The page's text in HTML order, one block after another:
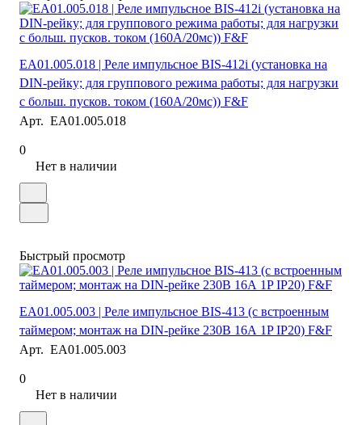
EA01.005.018 | Реле импульсное BIS-412i (установка на
DIN-рейку; для группового режима работы; для нагрузки
с больш. пусков. током (160А/20мс)) F&F
Арт. EA01.005.018
0
Нет в наличии
Быстрый просмотр
EA01.005.003 | Реле импульсное BIS-413 (с встроенным
таймером; монтаж на DIN-рейке 230В 16А 1P IP20) F&F
Арт. EA01.005.003
0
Нет в наличии